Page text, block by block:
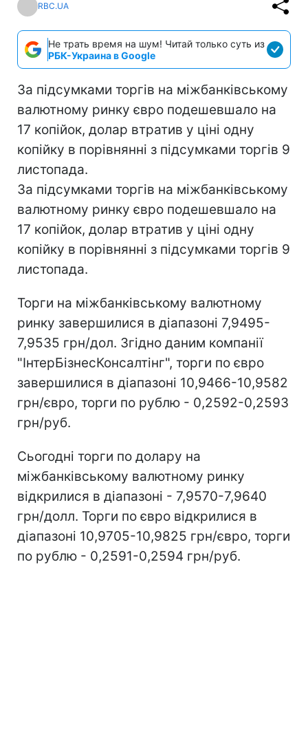
RBC.UA
Не трать время на шум! Читай только суть из
РБК-Украина в Google
За підсумками торгів на міжбанківському
валютному ринку євро подешевшало на
17 копійок, долар втратив у ціні одну
копійку в порівнянні з підсумками торгів 9
листопада.
За підсумками торгів на міжбанківському
валютному ринку євро подешевшало на
17 копійок, долар втратив у ціні одну
копійку в порівнянні з підсумками торгів 9
листопада.
Торги на міжбанківському валютному
ринку завершилися в діапазоні 7,9495-
7,9535 грн/дол. Згідно даним компанії
"ІнтерБізнесКонсалтінг", торги по євро
завершилися в діапазоні 10,9466-10,9582
грн/євро, торги по рублю - 0,2592-0,2593
грн/руб.
Сьогодні торги по долару на
міжбанківському валютному ринку
відкрилися в діапазоні - 7,9570-7,9640
грн/долл. Торги по євро відкрилися в
діапазоні 10,9705-10,9825 грн/євро, торги
по рублю - 0,2591-0,2594 грн/руб.